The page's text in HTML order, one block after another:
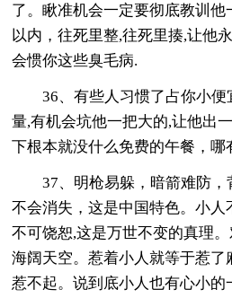
了。瞅准机会一定要彻底教训他
以内，往死里整,往死里揍,让他
会惯你这些臭毛病.
36、有些人习惯了占你小
量,有机会坑他一把大的,让他出
下根本就没什么免费的午餐，哪
37、明枪易躲，暗箭难防
不会消失，这是中国特色。小
不可饶恕,这是万世不变的真理
海阔天空。惹着小人就等于惹了
惹不起。说到底小人也有心小的